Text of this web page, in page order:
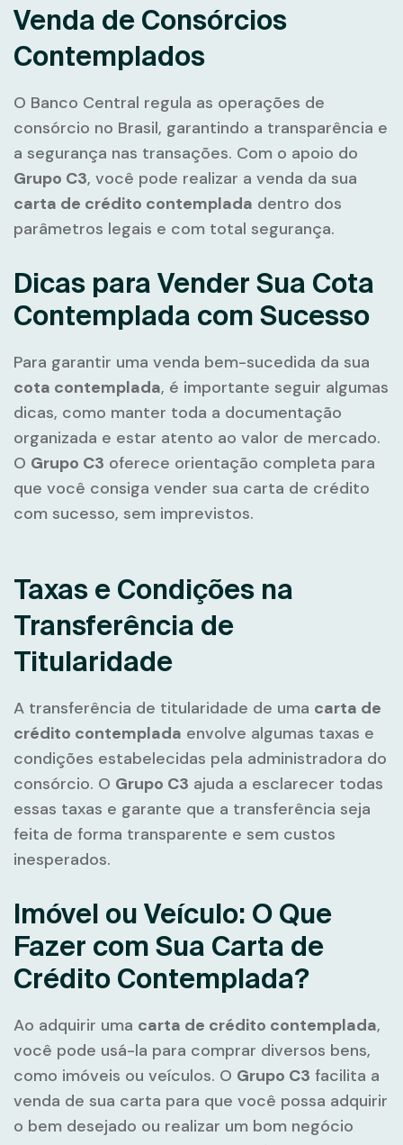
Venda de Consórcios
Contemplados
O Banco Central regula as operações de
consórcio no Brasil, garantindo a transparência e
a segurança nas transações. Com o apoio do
Grupo C3, você pode realizar a venda da sua
carta de crédito contemplada dentro dos
parâmetros legais e com total segurança.
Dicas para Vender Sua Cota
Contemplada com Sucesso
Para garantir uma venda bem-sucedida da sua
cota contemplada, é importante seguir algumas
dicas, como manter toda a documentação
organizada e estar atento ao valor de mercado.
O Grupo C3 oferece orientação completa para
que você consiga vender sua carta de crédito
com sucesso, sem imprevistos.
Taxas e Condições na
Transferência de
Titularidade
A transferência de titularidade de uma carta de
crédito contemplada envolve algumas taxas e
condições estabelecidas pela administradora do
consórcio. O Grupo C3 ajuda a esclarecer todas
essas taxas e garante que a transferência seja
feita de forma transparente e sem custos
inesperados.
Imóvel ou Veículo: O Que
Fazer com Sua Carta de
Crédito Contemplada?
Ao adquirir uma carta de crédito contemplada,
você pode usá-la para comprar diversos bens,
como imóveis ou veículos. O Grupo C3 facilita a
venda de sua carta para que você possa adquirir
o bem desejado ou realizar um bom negócio